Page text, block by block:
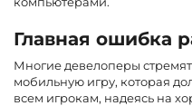
Главная ошибка
Многие девелоперы
мобильную игру, которая
всем игрокам, надеясь на